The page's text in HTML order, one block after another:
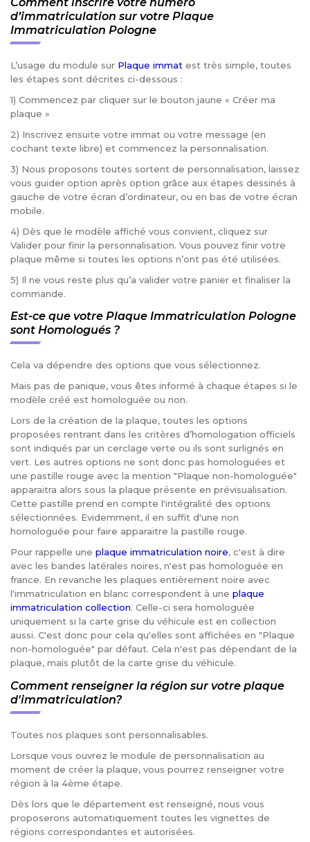
d’immatriculation sur votre Plaque
Immatriculation Pologne
L’usage du module sur Plaque immat est très simple, toutes
les étapes sont décrites ci-dessous :
1) Commencez par cliquer sur le bouton jaune « Créer ma
plaque »
2) Inscrivez ensuite votre immat ou votre message (en
cochant texte libre) et commencez la personnalisation.
3) Nous proposons toutes sortent de personnalisation, laissez
vous guider option après option grâce aux étapes dessinés à
gauche de votre écran d’ordinateur, ou en bas de votre écran
mobile.
4) Dès que le modèle affiché vous convient, cliquez sur
Valider pour finir la personnalisation. Vous pouvez finir votre
plaque même si toutes les options n’ont pas été utilisées.
5) Il ne vous reste plus qu’a valider votre panier et finaliser la
commande.
Est-ce que votre Plaque Immatriculation Pologne
sont Homologués ?
Cela va dépendre des options que vous sélectionnez.
Mais pas de panique, vous êtes informé à chaque étapes si le
modèle créé est homologuée ou non.
Lors de la création de la plaque, toutes les options
proposées rentrant dans les critères d’homologation officiels
sont indiqués par un cerclage verte ou ils sont surlignés en
vert. Les autres options ne sont donc pas homologuées et
une pastille rouge avec la mention "Plaque non-homologuée"
apparaitra alors sous la plaque présente en prévisualisation.
Cette pastille prend en compte l'intégralité des options
sélectionnées. Evidemment, il en suffit d'une non
homologuée pour faire apparaitre la pastille rouge.
Pour rappelle une plaque immatriculation noire, c'est à dire
avec les bandes latérales noires, n'est pas homologuée en
france. En revanche les plaques entièrement noire avec
l'immatriculation en blanc correspondent à une plaque
immatriculation collection. Celle-ci sera homologuée
uniquement si la carte grise du véhicule est en collection
aussi. C'est donc pour cela qu'elles sont affichées en "Plaque
non-homologuée" par défaut. Cela n'est pas dépendant de la
plaque, mais plutôt de la carte grise du véhicule.
Comment renseigner la région sur votre plaque
d'immatriculation?
Toutes nos plaques sont personnalisables.
Lorsque vous ouvrez le module de personnalisation au
moment de créer la plaque, vous pourrez renseigner votre
région à la 4ème étape.
Dès lors que le département est renseigné, nous vous
proposerons automatiquement toutes les vignettes de
régions correspondantes et autorisées.